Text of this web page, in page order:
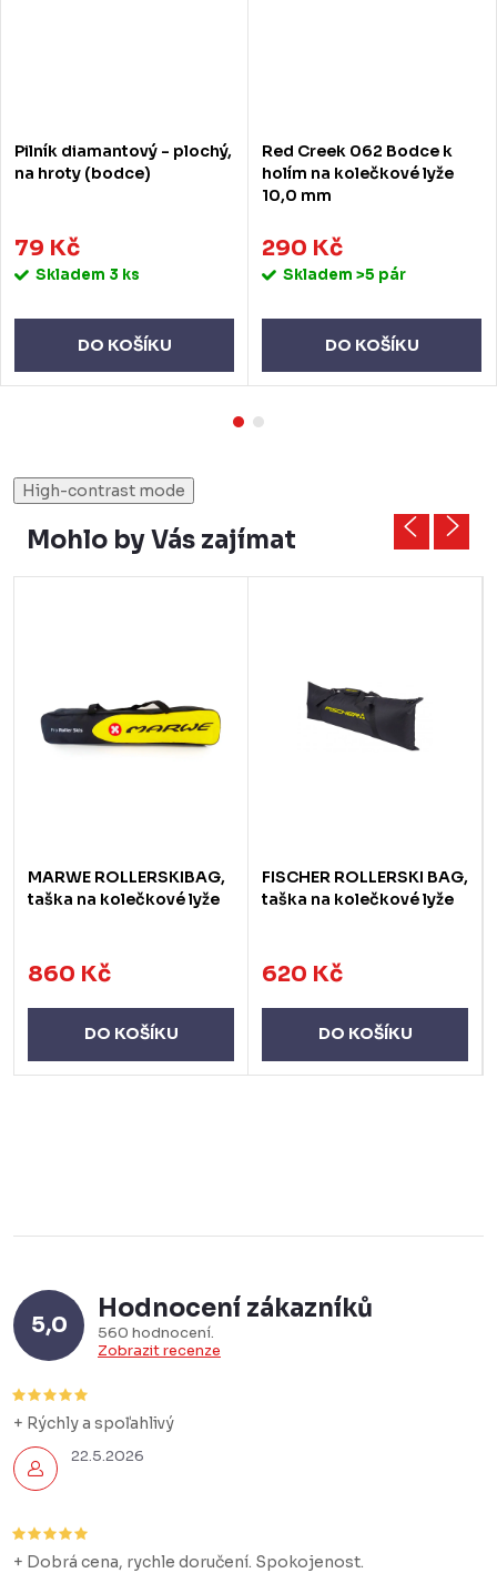
Pilník diamantový - plochý,
na hroty (bodce)
79 Kč
Skladem 3 ks
DO KOŠÍKU
Red Creek 062 Bodce k
holím na kolečkové lyže
10,0 mm
290 Kč
Skladem >5 pár
DO KOŠÍKU
High-contrast mode
Mohlo by Vás zajímat
MARWE ROLLERSKIBAG,
taška na kolečkové lyže
860 Kč
DO KOŠÍKU
FISCHER ROLLERSKI BAG,
taška na kolečkové lyže
620 Kč
DO KOŠÍKU
5,0
Hodnocení zákazníků
560 hodnocení
Zobrazit recenze
22.5.2026
+ Rýchly a spoľahlivý
+ Dobrá cena, rychle doručení. Spokojenost.